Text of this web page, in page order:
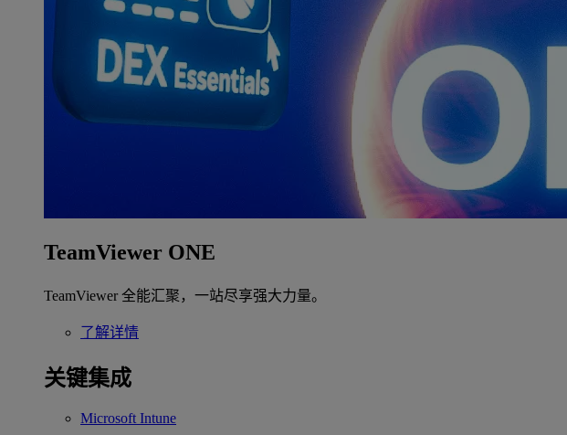
TeamViewer ONE
TeamViewer 全能汇聚，一站尽享强大力量。
了解详情
关键集成
Microsoft Intune